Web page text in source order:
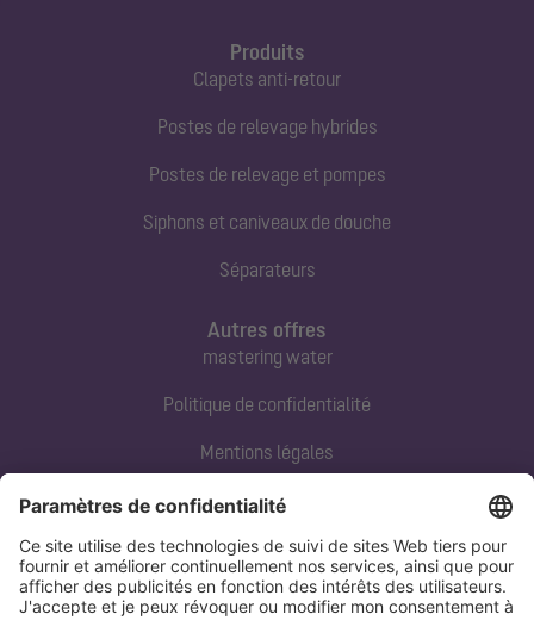
Produits
Clapets anti-retour
Postes de relevage hybrides
Postes de relevage et pompes
Siphons et caniveaux de douche
Séparateurs
Contact direct
Tel:+33 3 88 65 76 00
Email:info@kessel.fr
Autres offres
mastering water
Politique de confidentialité
Mentions légales